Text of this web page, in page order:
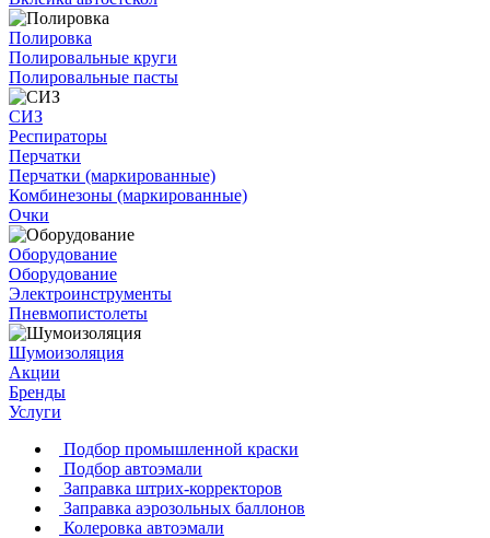
Полировка
Полировальные круги
Полировальные пасты
СИЗ
Респираторы
Перчатки
Перчатки (маркированные)
Комбинезоны (маркированные)
Очки
Оборудование
Оборудование
Электроинструменты
Пневмопистолеты
Шумоизоляция
Акции
Бренды
Услуги
Подбор промышленной краски
Подбор автоэмали
Заправка штрих-корректоров
Заправка аэрозольных баллонов
Колеровка автоэмали